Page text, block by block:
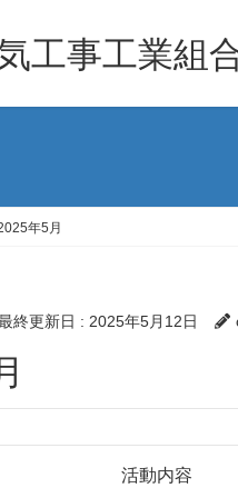
工事工業組
年5月
終更新日 : 2025年5月12日
活動内容